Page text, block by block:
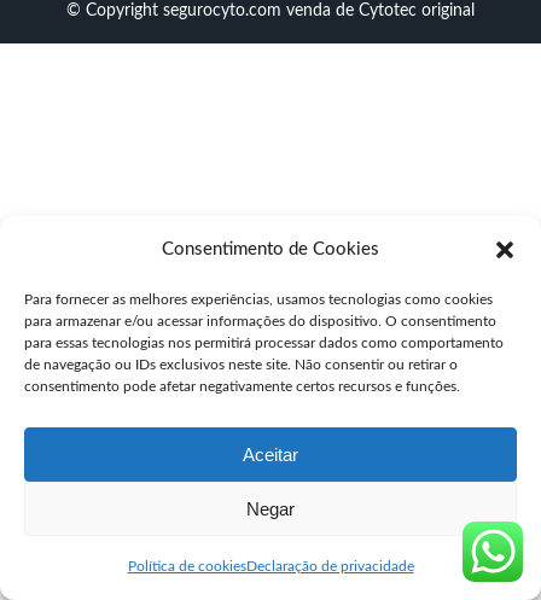
Consentimento de Cookies
Para fornecer as melhores experiências, usamos tecnologias como cookies
para armazenar e/ou acessar informações do dispositivo. O consentimento
para essas tecnologias nos permitirá processar dados como comportamento
de navegação ou IDs exclusivos neste site. Não consentir ou retirar o
consentimento pode afetar negativamente certos recursos e funções.
Aceitar
Negar
Política de cookiesDeclaração de privacidade
© Copyright segurocyto.com venda de Cytotec original